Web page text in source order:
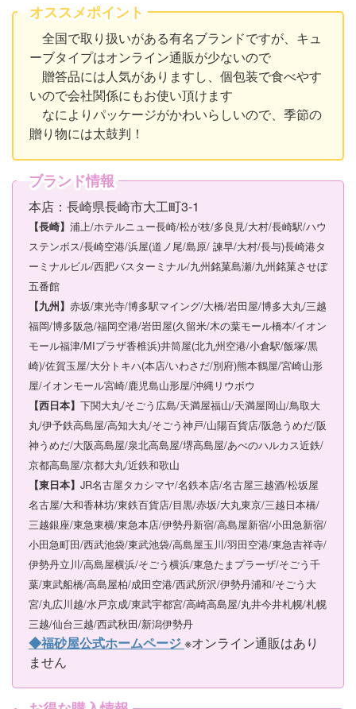
オススメポイント
全国で取り扱いがある有名ブランドですが、キュ
ーブタイプはオンライン通販が少ないので
贈答品には人気がありますし、個包装で食べやす
いので会社関係にもお使い頂けます
なによりパッケージがかわいらしいので、季節の
贈り物には太鼓判！
ブランド情報
本店：長崎県長崎市大工町3-1
【長崎】 浦上/ホテルニュー長崎/松が枝/多良見/大村/長崎駅/ハウ
ステンボス/長崎空港/浜屋(道ノ尾/島原/ 諫早/大村/長与)長崎港タ
ーミナルビル/西肥バスターミナル/九州銘菓島瀬/九州銘菓させぼ
五番館
【九州】 赤坂/東光寺/博多駅マイング/大橋/岩田屋/博多大丸/三越
福岡/博多阪急/福岡空港/岩田屋(久留米/木の葉モール橋本/イオン
モール福津/MIプラザ香椎浜)井筒屋(北九州空港/小倉駅/飯塚/黒
崎)/佐賀玉屋/大分トキハ(本店/いわさだ/別府)熊本鶴屋/宮崎山形
屋/イオンモール宮崎/鹿児島山形屋/沖縄リウボウ
【西日本】 下関大丸/そごう広島/天満屋福山/天満屋岡山/鳥取大
丸/伊予鉄高島屋/高知大丸/そごう神戸/山陽百貨店/阪急うめだ/阪
神うめだ/大阪高島屋/泉北高島屋/堺高島屋/あべのハルカス近鉄/
京都高島屋/京都大丸/近鉄和歌山
【東日本】 JR名古屋タカシマヤ/名鉄本店/名古屋三越酒/松坂屋
名古屋/大和香林坊/東鉄百貨店/目黒/赤坂/大丸東京/三越日本橋/
三越銀座/東急東横/東急本店/伊勢丹新宿/高島屋新宿/小田急新宿/
小田急町田/西武池袋/東武池袋/高島屋玉川/羽田空港/東急吉祥寺/
伊勢丹立川/高島屋横浜/そごう横浜/東急たまプラーザ/そごう千
葉/東武船橋/高島屋柏/成田空港/西武所沢/伊勢丹浦和/そごう大
宮/丸広川越/水戸京成/東武宇都宮/高崎高島屋/丸井今井札幌/札幌
三越/仙台三越/西武秋田/新潟伊勢丹
◆福砂屋公式ホームページ※オンライン通販はあり
ません